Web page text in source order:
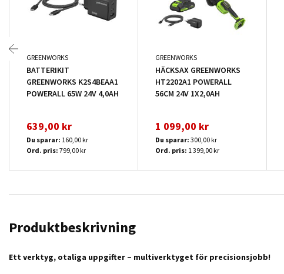
GREENWORKS
BATTERIKIT
GREENWORKS K2S4BEAA1
POWERALL 65W 24V 4,0AH
639,00 kr
Du sparar: 160,00 kr
Ord. pris: 799,00 kr
GREENWORKS
HÄCKSAX GREENWORKS
HT2202A1 POWERALL
56CM 24V 1X2,0AH
1 099,00 kr
Du sparar: 300,00 kr
Ord. pris: 1 399,00 kr
Produktbeskrivning
Ett verktyg, otaliga uppgifter – multiverktyget för precisionsjobb!